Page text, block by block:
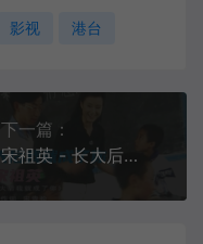
影视 港台
下一篇：
宋祖英 - 长大后我就成了你[KTV][VOB][205M]